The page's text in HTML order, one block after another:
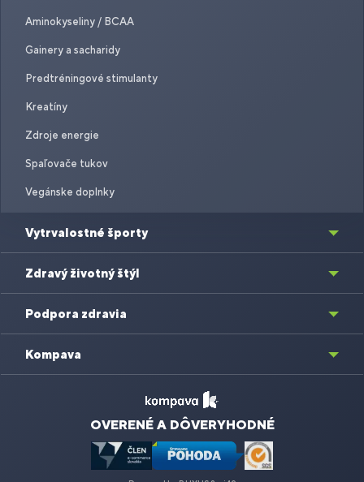
Aminokyseliny / BCAA
Gainery a sacharidy
Predtréningové stimulanty
Kreatíny
Zdroje energie
Spaľovače tukov
Vegánske doplnky
Vytrvalostné športy
Zdravý životný štýl
Podpora zdravia
Kompava
OVERENÉ A DÔVERYHODNÉ